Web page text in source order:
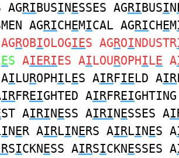
AGRIBUSINESSES AGRIBUSIN
AGRICHEMICAL AGRICHEM
ROBIOLOGIES AGROINDUSTR
ES AIERIES AILOUROPHILE A
AILUROPHILES AIRFIELD AIR
IRFREIGHTED AIRFREI
ST AIRINESS AIRINESSES A
INER AIRLINERS AIRLINES A
SICKNESS AIRSICKNESSES A